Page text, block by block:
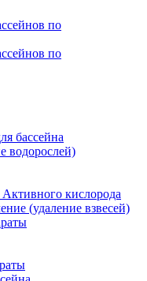
бассейна
водорослей)
кислорода
(удаление взвесей)